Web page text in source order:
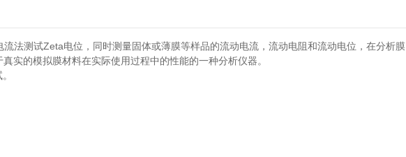
法测试Zeta电位，同时测量固体或薄膜等样品的流动电流，流动电阻和流动电位，在分析膜
实的模拟膜材料在实际使用过程中的性能的一种分析仪器。